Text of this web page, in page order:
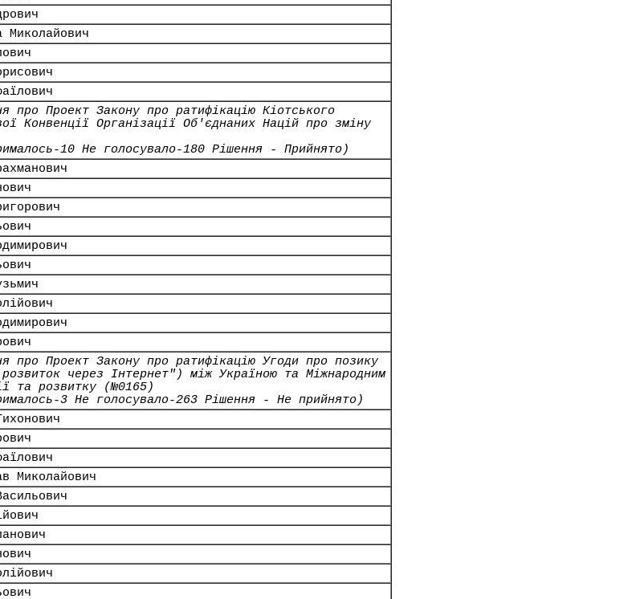
Миколайович
про Проект Закону про ратифікацію Кіотського
Конвенції Організації Об'єднаних Націй про зміну
10 Не голосувало-180 Рішення - Прийнято)
про Проект Закону про ратифікацію Угоди про позику
через Інтернет") між Україною та Міжнародним
та розвитку (№0165)
3 Не голосувало-263 Рішення - Не прийнято)
Миколайович